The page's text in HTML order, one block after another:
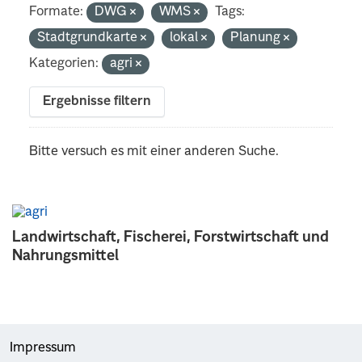
Landwirtschaft, Fischerei, Forstwirtschaft und
Nahrungsmittel
Formate: DWG WMS
Tags:
Stadtgrundkarte
lokal
Planung
Kategorien:
agri
Ergebnisse filtern
Bitte versuch es mit einer anderen Suche.
Impressum